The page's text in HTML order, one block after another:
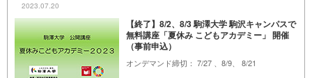
2023.07.20
【終了】8/2、8/3 駒澤大学 駒沢キャンパスで
無料講座「夏休み こどもアカデミー」 開催
（事前申込）
オンデマンド締切： 7/27 、8/9、 8/21